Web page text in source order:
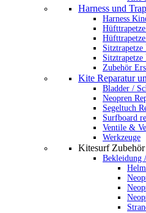
Harness und
Harness
Sitztrapetze
Sitztrapetze
Zubehör
Kite Reparatur
Bladder /
Neopren
Segeltuch
Surfboard
Ventile &
Werkzeuge
Kitesurf Zubehör
Bekleidung